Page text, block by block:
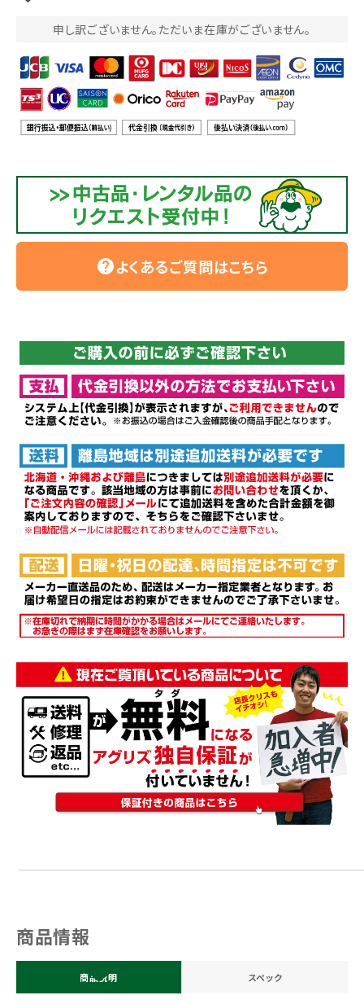
メールでのお問い合わせ
info@agriz.net
申し訳ございません。ただいま在庫がございません。
helpよくあるご質問はこちら
商品情報
商品説明 スペック